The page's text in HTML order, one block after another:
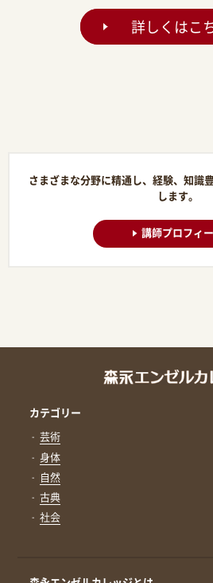
詳しくはこ
さまざまな分野に精通し、経験、知識
します。
講師プロフィ
カテゴリー
芸術
身体
自然
古典
社会